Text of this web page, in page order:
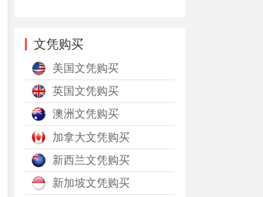
文凭购买
美国文凭购买
英国文凭购买
澳洲文凭购买
加拿大文凭购买
新西兰文凭购买
新加坡文凭购买